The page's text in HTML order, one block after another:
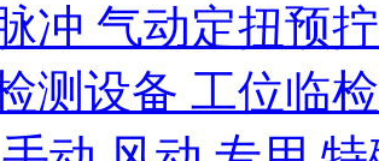
冲 气动定扭预
测设备 工位临